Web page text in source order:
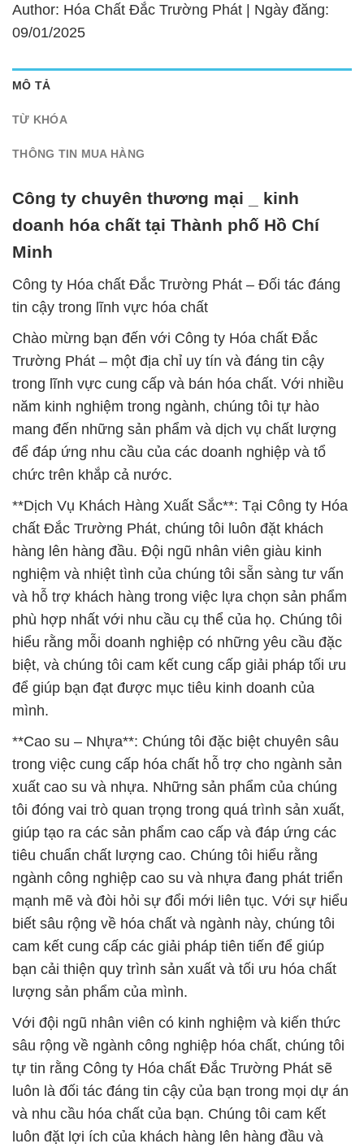
Author: Hóa Chất Đắc Trường Phát | Ngày đăng:
09/01/2025
MÔ TẢ
TỪ KHÓA
THÔNG TIN MUA HÀNG
Công ty chuyên thương mại _ kinh
doanh hóa chất tại Thành phố Hồ Chí
Minh
Công ty Hóa chất Đắc Trường Phát – Đối tác đáng
tin cậy trong lĩnh vực hóa chất
Chào mừng bạn đến với Công ty Hóa chất Đắc
Trường Phát – một địa chỉ uy tín và đáng tin cậy
trong lĩnh vực cung cấp và bán hóa chất. Với nhiều
năm kinh nghiệm trong ngành, chúng tôi tự hào
mang đến những sản phẩm và dịch vụ chất lượng
để đáp ứng nhu cầu của các doanh nghiệp và tổ
chức trên khắp cả nước.
**Dịch Vụ Khách Hàng Xuất Sắc**: Tại Công ty Hóa
chất Đắc Trường Phát, chúng tôi luôn đặt khách
hàng lên hàng đầu. Đội ngũ nhân viên giàu kinh
nghiệm và nhiệt tình của chúng tôi sẵn sàng tư vấn
và hỗ trợ khách hàng trong việc lựa chọn sản phẩm
phù hợp nhất với nhu cầu cụ thể của họ. Chúng tôi
hiểu rằng mỗi doanh nghiệp có những yêu cầu đặc
biệt, và chúng tôi cam kết cung cấp giải pháp tối ưu
để giúp bạn đạt được mục tiêu kinh doanh của
mình.
**Cao su – Nhựa**: Chúng tôi đặc biệt chuyên sâu
trong việc cung cấp hóa chất hỗ trợ cho ngành sản
xuất cao su và nhựa. Những sản phẩm của chúng
tôi đóng vai trò quan trọng trong quá trình sản xuất,
giúp tạo ra các sản phẩm cao cấp và đáp ứng các
tiêu chuẩn chất lượng cao. Chúng tôi hiểu rằng
ngành công nghiệp cao su và nhựa đang phát triển
mạnh mẽ và đòi hỏi sự đổi mới liên tục. Với sự hiểu
biết sâu rộng về hóa chất và ngành này, chúng tôi
cam kết cung cấp các giải pháp tiên tiến để giúp
bạn cải thiện quy trình sản xuất và tối ưu hóa chất
lượng sản phẩm của mình.
Với đội ngũ nhân viên có kinh nghiệm và kiến thức
sâu rộng về ngành công nghiệp hóa chất, chúng tôi
tự tin rằng Công ty Hóa chất Đắc Trường Phát sẽ
luôn là đối tác đáng tin cậy của bạn trong mọi dự án
và nhu cầu hóa chất của bạn. Chúng tôi cam kết
luôn đặt lợi ích của khách hàng lên hàng đầu và